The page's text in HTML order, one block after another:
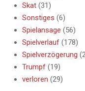
Skat (31)
Sonstiges (6)
Spielansage (56)
Spielverlauf (178)
Spielverzögerung
Trumpf (19)
verloren (29)